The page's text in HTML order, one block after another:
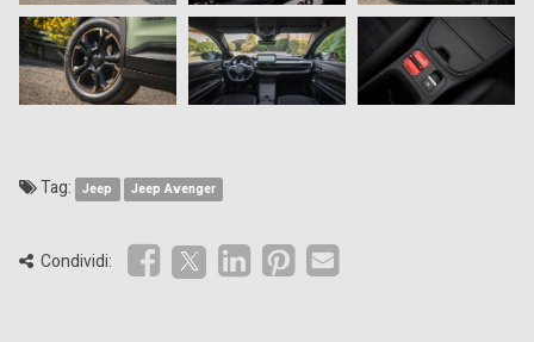
Tag: Jeep Jeep Avenger
Condividi: